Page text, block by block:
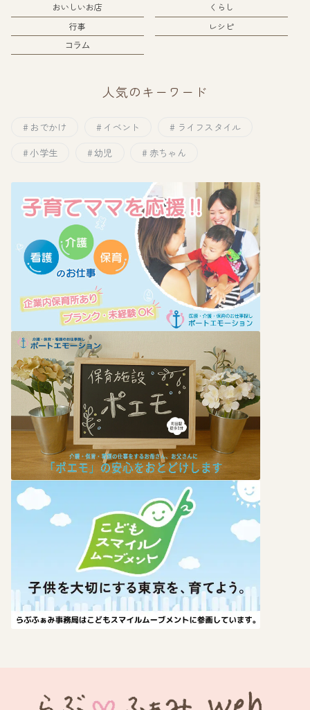
おいしいお店
くらし
行事
レシピ
コラム
人気のキーワード
おでかけ イベント
ライフスタイル
小学生
幼児 赤ちゃん